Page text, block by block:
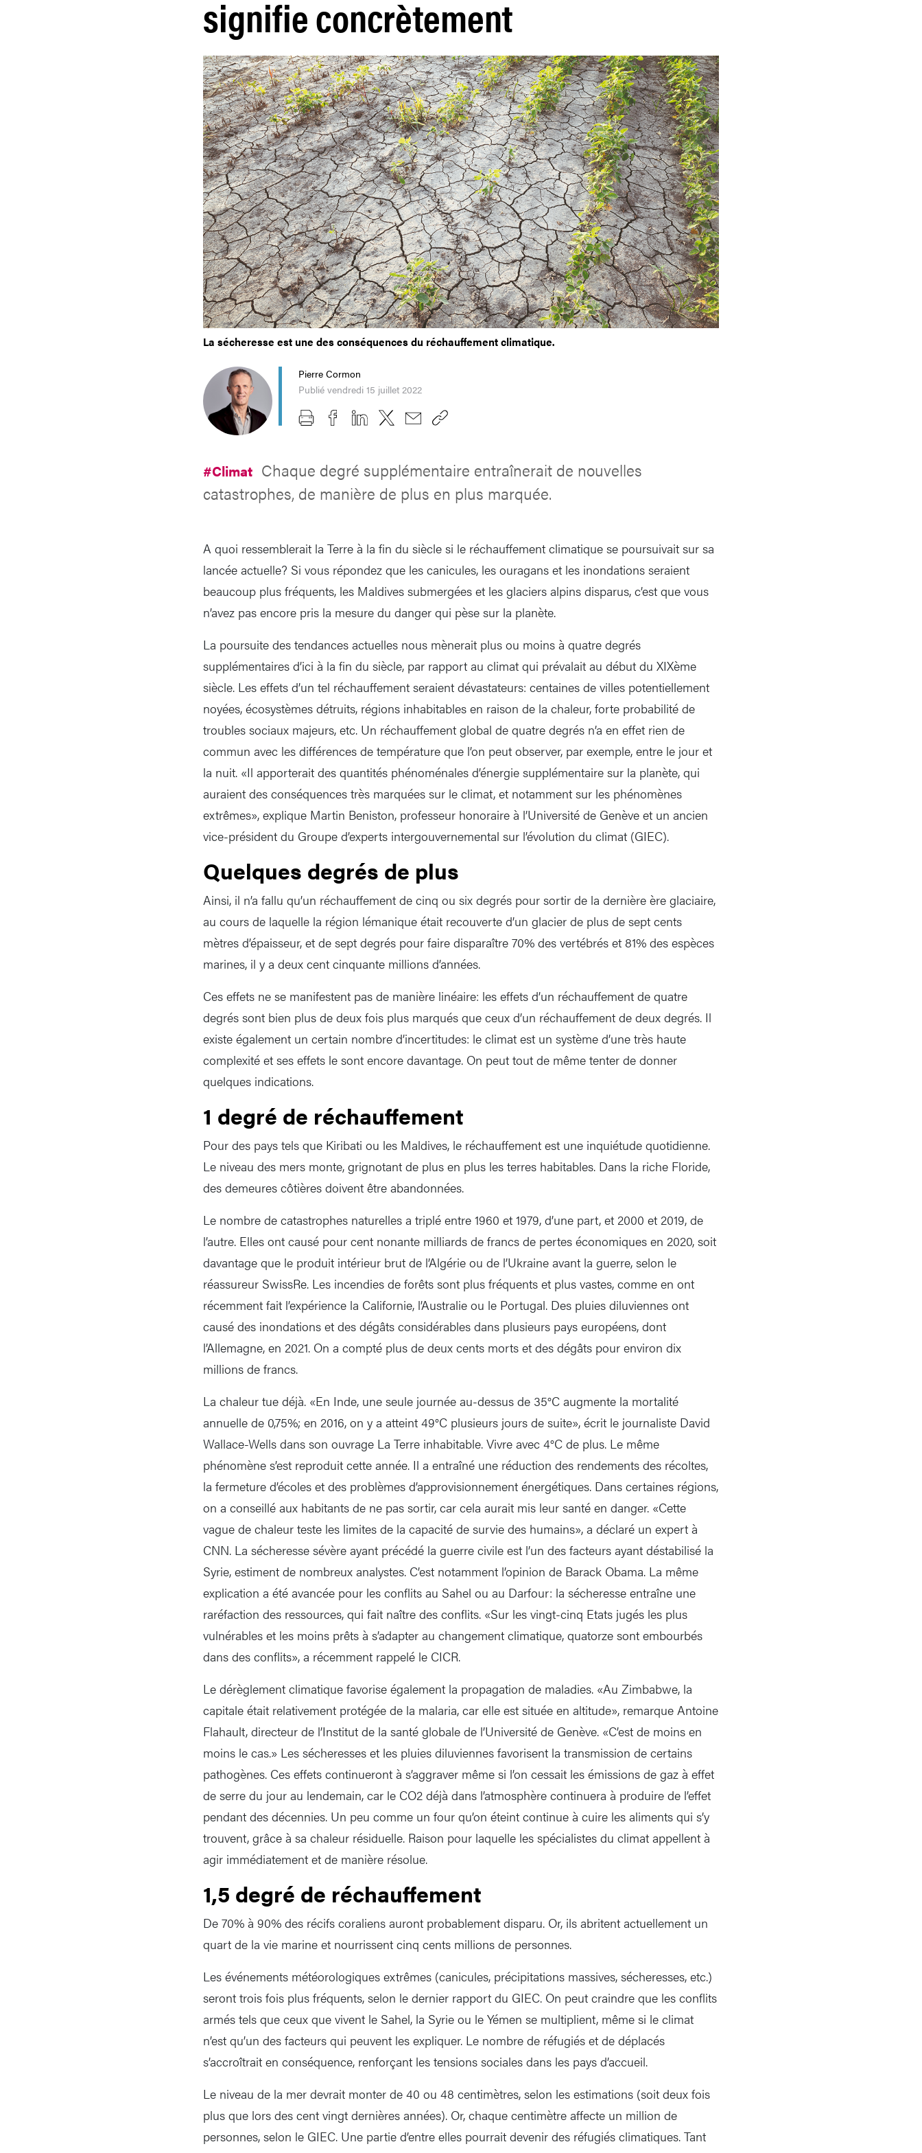
signifie concrètement
La sécheresse est une des conséquences du réchauffement climatique.
Pierre Cormon
Publié vendredi 15 juillet 2022
#Climat Chaque degré supplémentaire entraînerait de nouvelles
catastrophes, de manière de plus en plus marquée.
A quoi ressemblerait la Terre à la fin du siècle si le réchauffement climatique se poursuivait sur sa
lancée actuelle? Si vous répondez que les canicules, les ouragans et les inondations seraient
beaucoup plus fréquents, les Maldives submergées et les glaciers alpins disparus, c’est que vous
n’avez pas encore pris la mesure du danger qui pèse sur la planète.
La poursuite des tendances actuelles nous mènerait plus ou moins à quatre degrés
supplémentaires d’ici à la fin du siècle, par rapport au climat qui prévalait au début du XIXème
siècle. Les effets d’un tel réchauffement seraient dévastateurs: centaines de villes potentiellement
noyées, écosystèmes détruits, régions inhabitables en raison de la chaleur, forte probabilité de
troubles sociaux majeurs, etc. Un réchauffement global de quatre degrés n’a en effet rien de
commun avec les différences de température que l’on peut observer, par exemple, entre le jour et
la nuit. «Il apporterait des quantités phénoménales d’énergie supplémentaire sur la planète, qui
auraient des conséquences très marquées sur le climat, et notamment sur les phénomènes
extrêmes», explique Martin Beniston, professeur honoraire à l’Université de Genève et un ancien
vice-président du Groupe d’experts intergouvernemental sur l’évolution du climat (GIEC).
Quelques degrés de plus
Ainsi, il n’a fallu qu’un réchauffement de cinq ou six degrés pour sortir de la dernière ère glaciaire,
au cours de laquelle la région lémanique était recouverte d’un glacier de plus de sept cents
mètres d’épaisseur, et de sept degrés pour faire disparaître 70% des vertébrés et 81% des espèces
marines, il y a deux cent cinquante millions d’années.
Ces effets ne se manifestent pas de manière linéaire: les effets d’un réchauffement de quatre
degrés sont bien plus de deux fois plus marqués que ceux d’un réchauffement de deux degrés. Il
existe également un certain nombre d’incertitudes: le climat est un système d’une très haute
complexité et ses effets le sont encore davantage. On peut tout de même tenter de donner
quelques indications.
1 degré de réchauffement
Pour des pays tels que Kiribati ou les Maldives, le réchauffement est une inquiétude quotidienne.
Le niveau des mers monte, grignotant de plus en plus les terres habitables. Dans la riche Floride,
des demeures côtières doivent être abandonnées.
Le nombre de catastrophes naturelles a triplé entre 1960 et 1979, d’une part, et 2000 et 2019, de
l’autre. Elles ont causé pour cent nonante milliards de francs de pertes économiques en 2020, soit
davantage que le produit intérieur brut de l’Algérie ou de l’Ukraine avant la guerre, selon le
réassureur SwissRe. Les incendies de forêts sont plus fréquents et plus vastes, comme en ont
récemment fait l’expérience la Californie, l’Australie ou le Portugal. Des pluies diluviennes ont
causé des inondations et des dégâts considérables dans plusieurs pays européens, dont
l’Allemagne, en 2021. On a compté plus de deux cents morts et des dégâts pour environ dix
millions de francs.
La chaleur tue déjà. «En Inde, une seule journée au-dessus de 35°C augmente la mortalité
annuelle de 0,75%; en 2016, on y a atteint 49°C plusieurs jours de suite», écrit le journaliste David
Wallace-Wells dans son ouvrage La Terre inhabitable. Vivre avec 4°C de plus. Le même
phénomène s’est reproduit cette année. Il a entraîné une réduction des rendements des récoltes,
la fermeture d’écoles et des problèmes d’approvisionnement énergétiques. Dans certaines régions,
on a conseillé aux habitants de ne pas sortir, car cela aurait mis leur santé en danger. «Cette
vague de chaleur teste les limites de la capacité de survie des humains», a déclaré un expert à
CNN. La sécheresse sévère ayant précédé la guerre civile est l’un des facteurs ayant déstabilisé la
Syrie, estiment de nombreux analystes. C’est notamment l’opinion de Barack Obama. La même
explication a été avancée pour les conflits au Sahel ou au Darfour: la sécheresse entraîne une
raréfaction des ressources, qui fait naître des conflits. «Sur les vingt-cinq Etats jugés les plus
vulnérables et les moins prêts à s’adapter au changement climatique, quatorze sont embourbés
dans des conflits», a récemment rappelé le CICR.
Le dérèglement climatique favorise également la propagation de maladies. «Au Zimbabwe, la
capitale était relativement protégée de la malaria, car elle est située en altitude», remarque Antoine
Flahault, directeur de l’Institut de la santé globale de l’Université de Genève. «C’est de moins en
moins le cas.» Les sécheresses et les pluies diluviennes favorisent la transmission de certains
pathogènes. Ces effets continueront à s’aggraver même si l’on cessait les émissions de gaz à effet
de serre du jour au lendemain, car le CO2 déjà dans l’atmosphère continuera à produire de l’effet
pendant des décennies. Un peu comme un four qu’on éteint continue à cuire les aliments qui s’y
trouvent, grâce à sa chaleur résiduelle. Raison pour laquelle les spécialistes du climat appellent à
agir immédiatement et de manière résolue.
1,5 degré de réchauffement
De 70% à 90% des récifs coraliens auront probablement disparu. Or, ils abritent actuellement un
quart de la vie marine et nourrissent cinq cents millions de personnes.
Les événements météorologiques extrêmes (canicules, précipitations massives, sécheresses, etc.)
seront trois fois plus fréquents, selon le dernier rapport du GIEC. On peut craindre que les conflits
armés tels que ceux que vivent le Sahel, la Syrie ou le Yémen se multiplient, même si le climat
n’est qu’un des facteurs qui peuvent les expliquer. Le nombre de réfugiés et de déplacés
s’accroîtrait en conséquence, renforçant les tensions sociales dans les pays d’accueil.
Le niveau de la mer devrait monter de 40 ou 48 centimètres, selon les estimations (soit deux fois
plus que lors des cent vingt dernières années). Or, chaque centimètre affecte un million de
personnes, selon le GIEC. Une partie d’entre elles pourrait devenir des réfugiés climatiques. Tant